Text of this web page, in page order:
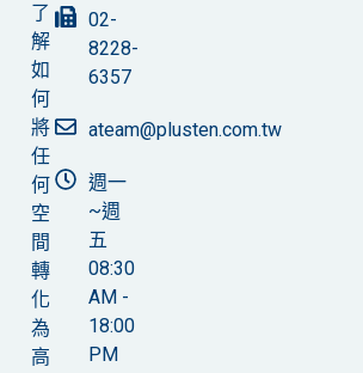
了
解
如
何
將
任
何
空
間
轉
化
為
高
02-
8228-
6357
ateam@plusten.com.tw
週一
~週
五
08:30
AM -
18:00
PM